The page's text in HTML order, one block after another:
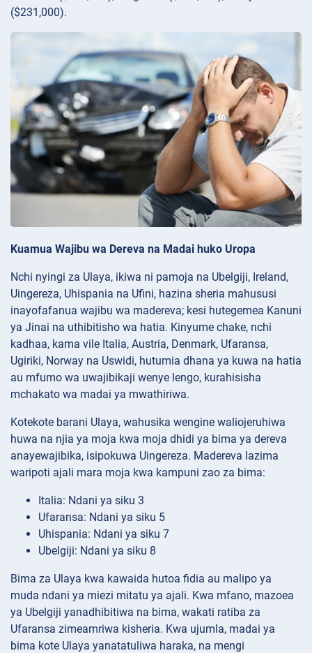
($231,000).
Kuamua Wajibu wa Dereva na Madai huko Uropa
Nchi nyingi za Ulaya, ikiwa ni pamoja na Ubelgiji, Ireland,
Uingereza, Uhispania na Ufini, hazina sheria mahususi
inayofafanua wajibu wa madereva; kesi hutegemea Kanuni
ya Jinai na uthibitisho wa hatia. Kinyume chake, nchi
kadhaa, kama vile Italia, Austria, Denmark, Ufaransa,
Ugiriki, Norway na Uswidi, hutumia dhana ya kuwa na hatia
au mfumo wa uwajibikaji wenye lengo, kurahisisha
mchakato wa madai ya mwathiriwa.
Kotekote barani Ulaya, wahusika wengine waliojeruhiwa
huwa na njia ya moja kwa moja dhidi ya bima ya dereva
anayewajibika, isipokuwa Uingereza. Madereva lazima
waripoti ajali mara moja kwa kampuni zao za bima:
Italia: Ndani ya siku 3
Ufaransa: Ndani ya siku 5
Uhispania: Ndani ya siku 7
Ubelgiji: Ndani ya siku 8
Bima za Ulaya kwa kawaida hutoa fidia au malipo ya
muda ndani ya miezi mitatu ya ajali. Kwa mfano, mazoea
ya Ubelgiji yanadhibitiwa na bima, wakati ratiba za
Ufaransa zimeamriwa kisheria. Kwa ujumla, madai ya
bima kote Ulaya yanatatuliwa haraka, na mengi